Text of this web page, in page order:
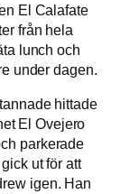
El Calafate
från hela
lunch och
under dagen.
hittade
El Ovejero
parkerade
ut för att
igen. Han